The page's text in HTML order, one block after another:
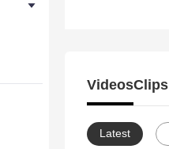
VideosClips
Latest